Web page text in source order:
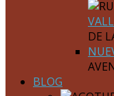
DE
BLOG